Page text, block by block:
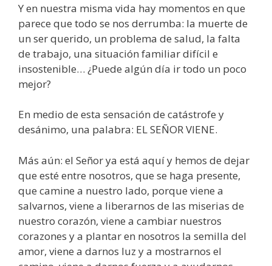
Y en nuestra misma vida hay momentos en que
parece que todo se nos derrumba: la muerte de
un ser querido, un problema de salud, la falta
de trabajo, una situación familiar difícil e
insostenible… ¿Puede algún día ir todo un poco
mejor?
En medio de esta sensación de catástrofe y
desánimo, una palabra: EL SEÑOR VIENE.
Más aún: el Señor ya está aquí y hemos de dejar
que esté entre nosotros, que se haga presente,
que camine a nuestro lado, porque viene a
salvarnos, viene a liberarnos de las miserias de
nuestro corazón, viene a cambiar nuestros
corazones y a plantar en nosotros la semilla del
amor, viene a darnos luz y a mostrarnos el